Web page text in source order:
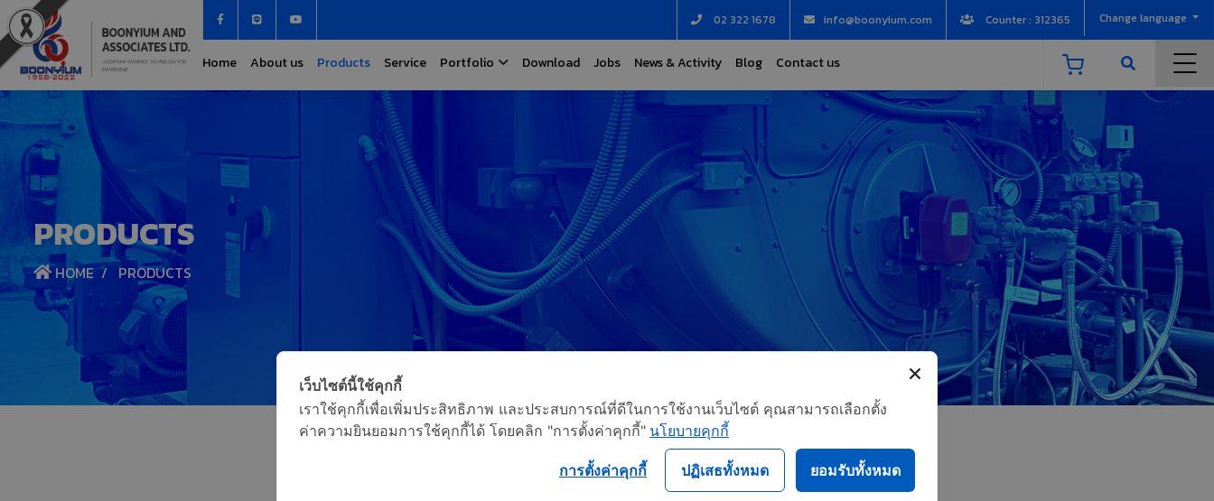
02 322 1678 info@boonyium.com Counter : 312365 Change language
Home About us Products Service Portfolio Download Jobs News & Activity Blog Contact us
PRODUCTS
HOME PRODUCTS
เว็บไซต์นี้ใช้คุกกี้
เราใช้คุกกี้เพื่อเพิ่มประสิทธิภาพ และประสบการณ์ที่ดีในการใช้งานเว็บไซต์ คุณสามารถเลือกตั้ง
ค่าความยินยอมการใช้คุกกี้ได้ โดยคลิก "การตั้งค่าคุกกี้" นโยบายคุกกี้
ปฏิเสธทั้งหมด ยอมรับทั้งหมด
การตั้งค่าคุกกี้